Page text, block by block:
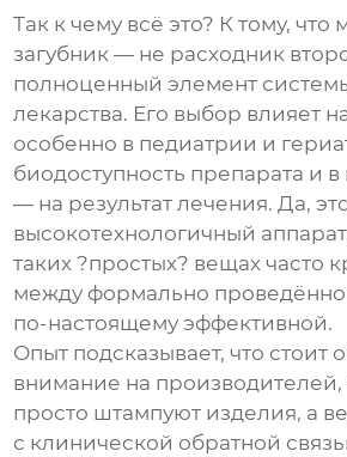
Так к чему всё это? К тому, что
загубник — не расходник
полноценный элемент
лекарства. Его выбор влияет
особенно в педиатрии и
биодоступность препарата и
— на результат лечения. Да,
высокотехнологичный
таких ?простых? вещах часто
между формально
по-настоящему эффективной.
Опыт подсказывает, что стоит
внимание на производителей,
просто штампуют изделия, а
с клинической обратной